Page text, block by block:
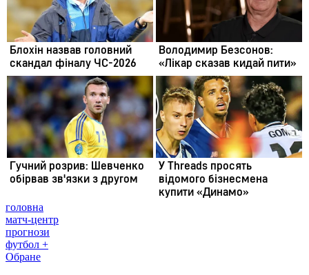
головна
матч-центр
прогнози
футбол +
Обране